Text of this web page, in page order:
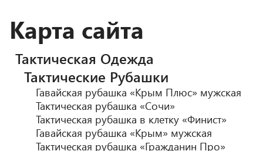
Карта сайта
Тактическая Одежда
Тактические Рубашки
Гавайская рубашка «Крым Плюс» мужская
Тактическая рубашка «Сочи»
Тактическая рубашка в клетку «Финист»
Гавайская рубашка «Крым» мужская
Тактическая рубашка «Гражданин Про»